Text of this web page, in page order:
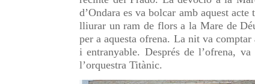
d’Ondara es va bolcar amb aquest
lliurar un ram de flors a la Mare de
per a aquesta ofrena. La nit va
i entranyable. Després de l’ofrena,
l’orquestra Titànic.